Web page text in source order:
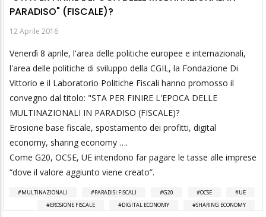
PARADISO" (FISCALE)?
12 Aprile 2016
Venerdì 8 aprile, l'area delle politiche europee e internazionali,
l'area delle politiche di sviluppo della CGIL, la Fondazione Di
Vittorio e il Laboratorio Politiche Fiscali hanno promosso il
convegno dal titolo: "STA PER FINIRE L'EPOCA DELLE
MULTINAZIONALI IN PARADISO (FISCALE)?
Erosione base fiscale, spostamento dei profitti, digital
economy, sharing economy ….
Come G20, OCSE, UE intendono far pagare le tasse alle imprese
“dove il valore aggiunto viene creato”.
MULTINAZIONALI PARADISI FISCALI G20 OCSE
UE
EROSIONE FISCALE
DIGITAL ECONOMY SHARING ECONOMY